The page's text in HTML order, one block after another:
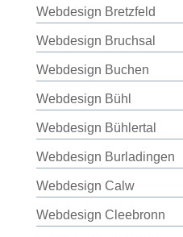
Webdesign Bretzfeld
Webdesign Bruchsal
Webdesign Buchen
Webdesign Bühl
Webdesign Bühlertal
Webdesign Burladingen
Webdesign Calw
Webdesign Cleebronn